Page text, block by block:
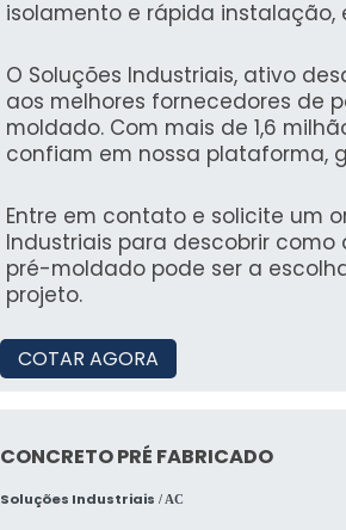
isolamento e rápida instalação,
otimizando o tempo de
O Soluções Industriais, ativo
aos melhores fornecedores de
moldado. Com mais de 1,6
confiam em nossa plataforma,
industriais para suas
Entre em contato e solicite um
Industriais para descobrir
pré-moldado pode ser a
projeto.
COTAR AGORA
CONCRETO PRÉ FABRICADO
Soluções Industriais / AC